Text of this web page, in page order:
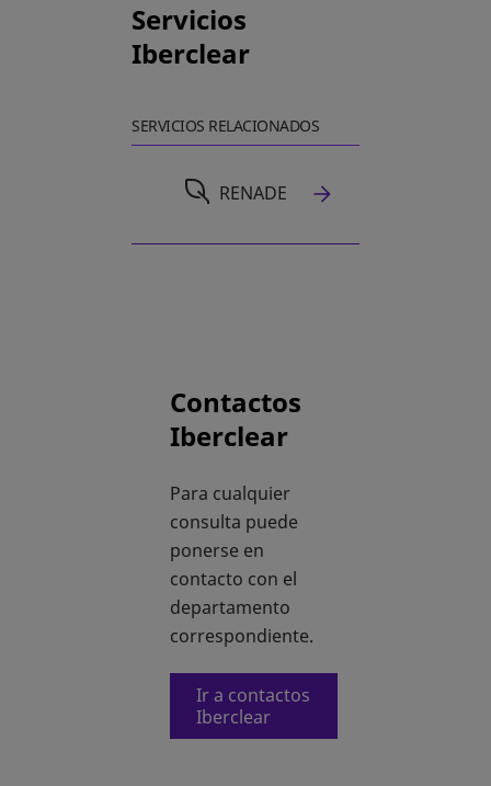
Servicios
Iberclear
SERVICIOS RELACIONADOS
RENADE
Contactos
Iberclear
Para cualquier
consulta puede
ponerse en
contacto con el
departamento
correspondiente.
Ir a contactos
Iberclear